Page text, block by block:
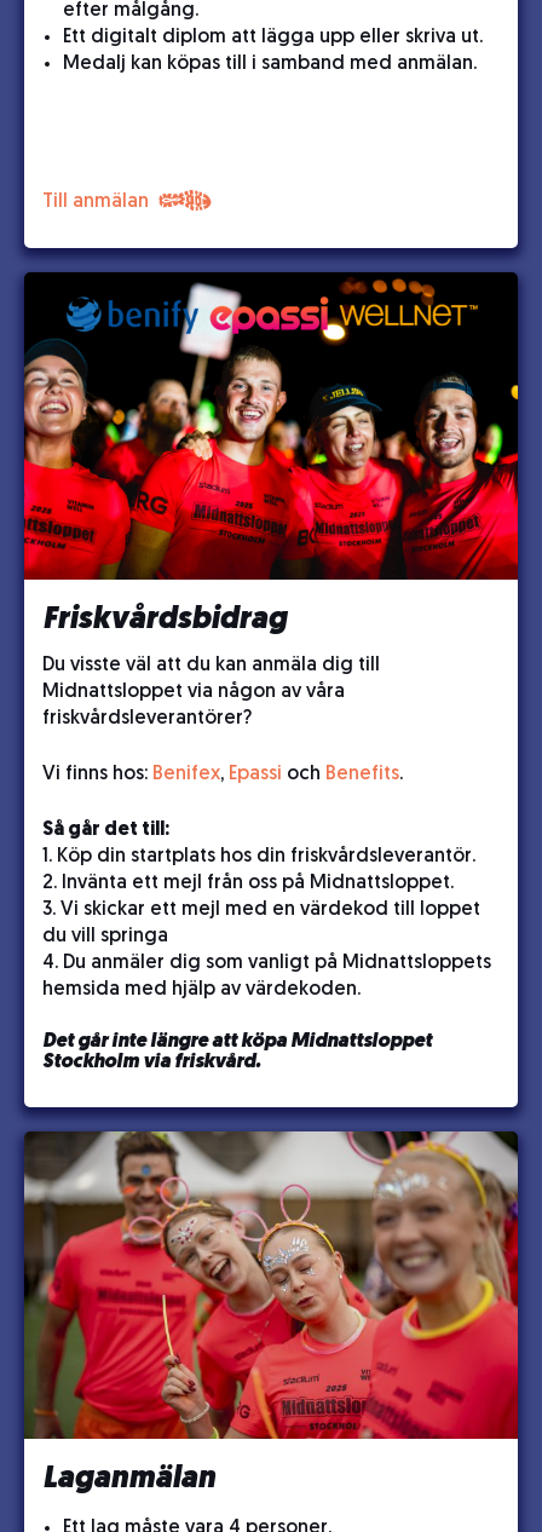
efter målgång.
Ett digitalt diplom att lägga upp eller skriva ut.
Medalj kan köpas till i samband med anmälan.
Till anmälan
Friskvårdsbidrag
Du visste väl att du kan anmäla dig till
Midnattsloppet via någon av våra
friskvårdsleverantörer?
Vi finns hos: Benifex, Epassi och Benefits.
Så går det till:
1. Köp din startplats hos din friskvårdsleverantör.
2. Invänta ett mejl från oss på Midnattsloppet.
3. Vi skickar ett mejl med en värdekod till loppet
du vill springa
4. Du anmäler dig som vanligt på Midnattsloppets
hemsida med hjälp av värdekoden.
Det går inte längre att köpa Midnattsloppet
Stockholm via friskvård.
Laganmälan
Ett lag måste vara 4 personer.